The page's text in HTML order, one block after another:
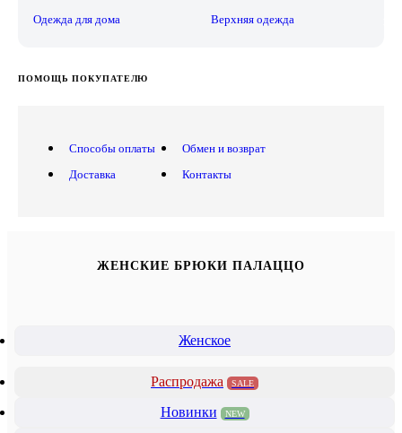
Одежда для дома Верхняя одежда
ПОМОЩЬ ПОКУПАТЕЛЮ
Способы оплаты
Доставка
Обмен и возврат
Контакты
ЖЕНСКИЕ БРЮКИ ПАЛАЦЦО
Женское
Распродажа SALE
Новинки NEW